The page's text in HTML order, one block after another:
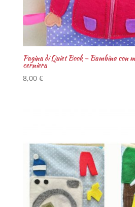
Pagina di Quiet Book – Bambina con
cerniera
8,00 €